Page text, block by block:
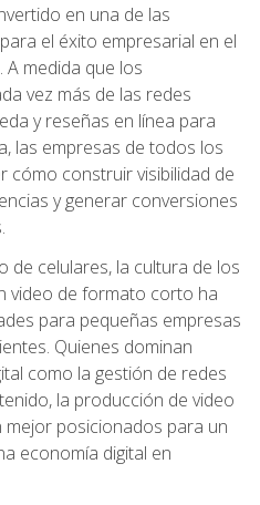
en una de las
el éxito empresarial en el
medida que los
vez más de las redes
y reseñas en línea para
las empresas de todos los
cómo construir visibilidad de
y generar conversiones
de celulares, la cultura de los
video de formato corto ha
para pequeñas empresas
Quienes dominan
como la gestión de redes
la producción de video
mejor posicionados para un
economía digital en